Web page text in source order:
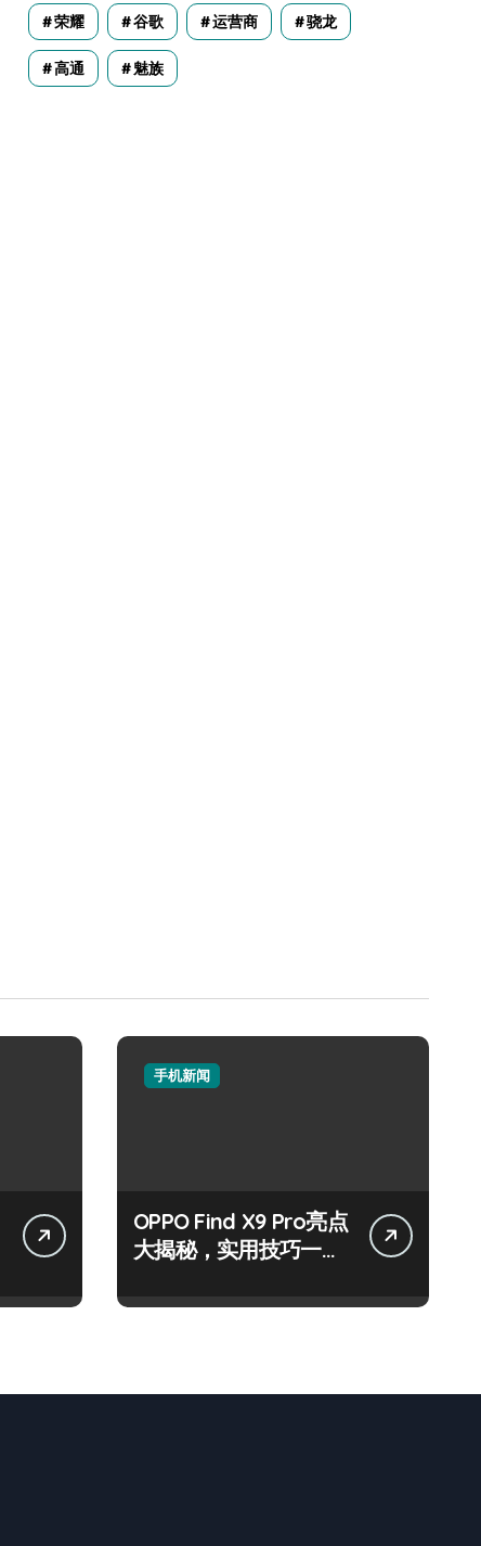
荣耀 谷歌 运营商 骁龙
高通 魅族
手机新闻
OPPO Find X9 Pro亮点
大揭秘，实用技巧一网